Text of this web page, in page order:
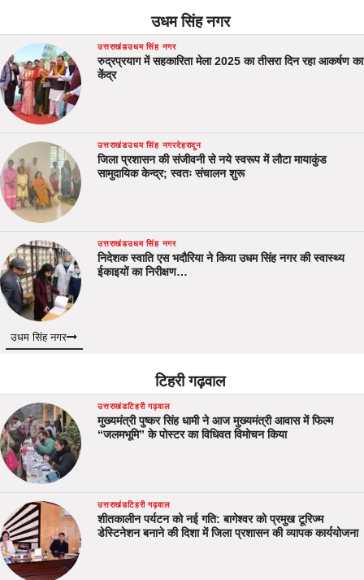
उधम सिंह नगर
उत्तराखंडउधम सिंह नगर
रुद्रप्रयाग में सहकारिता मेला 2025 का तीसरा दिन रहा आकर्षण का
केंद्र
उत्तराखंडउधम सिंह नगरदेहरादून
जिला प्रशासन की संजीवनी से नये स्वरूप में लौटा मायाकुंड
सामुदायिक केन्द्र; स्वतः संचालन शुरू
उत्तराखंडउधम सिंह नगर
निदेशक स्वाति एस भदौरिया ने किया उधम सिंह नगर की स्वास्थ्य
ईकाइयों का निरीक्षण…
उधम सिंह नगर
टिहरी गढ़वाल
उत्तराखंडटिहरी गढ़वाल
मुख्यमंत्री पुष्कर सिंह धामी ने आज मुख्यमंत्री आवास में फिल्म
“जलमभूमि” के पोस्टर का विधिवत विमोचन किया
उत्तराखंडटिहरी गढ़वाल
शीतकालीन पर्यटन को नई गति: बागेश्वर को प्रमुख टूरिज्म
डेस्टिनेशन बनाने की दिशा में जिला प्रशासन की व्यापक कार्ययोजना